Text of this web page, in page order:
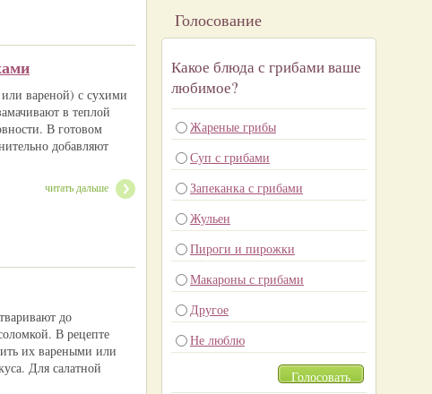
вареной) с сухими
в теплой
В готовом
добавляют
читать дальше
до
В рецепте
их вареными или
Для салатной
Голосование
Какое блюда с грибами ваше
любимое?
Жареные грибы
Суп с грибами
Запеканка с грибами
Жульен
Пироги и пирожки
Макароны с грибами
Другое
Не люблю
Голосовать